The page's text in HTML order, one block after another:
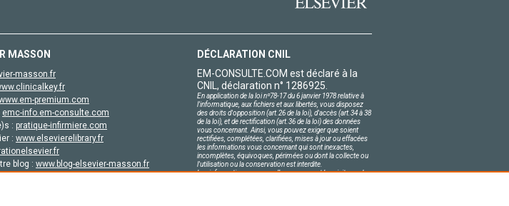
MASSON
masson.fr
premium.com
emc-info.em-consulte.com
: pratique-infirmiere.com
: www.elsevierelibrary.fr
blog : www.blog-elsevier-masson.fr
DÉCLARATION CNIL
EM-CONSULTE.COM est déclaré à la
CNIL, déclaration n° 1286925.
En application de la loi nº78-17 du 6 janvier 1978 relative à
l'informatique, aux fichiers et aux libertés, vous disposez
des droits d'opposition (art.26 de la loi), d'accès (art.34 à 38
de la loi), et de rectification (art.36 de la loi) des données
vous concernant. Ainsi, vous pouvez exiger que soient
rectifiées, complétées, clarifiées, mises à jour ou effacées
les informations vous concernant qui sont inexactes,
incomplètes, équivoques, périmées ou dont la collecte ou
l'utilisation ou la conservation est interdite.
Les informations personnelles concernant les visiteurs de